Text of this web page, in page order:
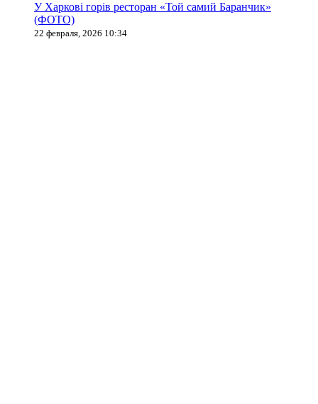
У Харкові горів ресторан «Той самий Баранчик»
(ФОТО)
22 февраля, 2026 10:34